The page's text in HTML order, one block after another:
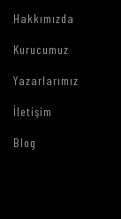
Hakkımızda
Kurucumuz
Yazarlarımız
İletişim
Blog